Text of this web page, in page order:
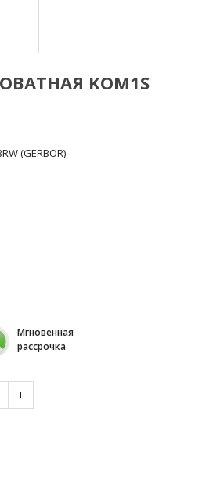
KOM1S
(GERBOR)
Мгновенная
рассрочка
+